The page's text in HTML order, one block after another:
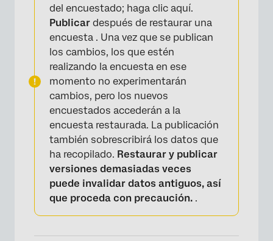
del encuestado; haga clic aquí.
Publicar después de restaurar una
encuesta . Una vez que se publican
los cambios, los que estén
realizando la encuesta en ese
momento no experimentarán
cambios, pero los nuevos
encuestados accederán a la
encuesta restaurada. La publicación
también sobrescribirá los datos que
ha recopilado. Restaurar y publicar
versiones demasiadas veces
puede invalidar datos antiguos, así
que proceda con precaución. .